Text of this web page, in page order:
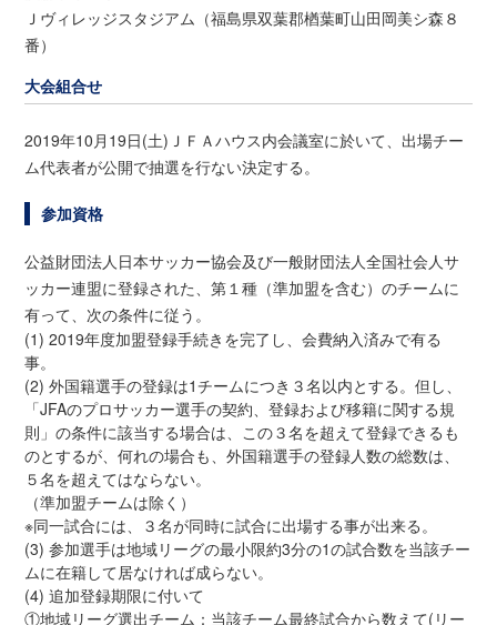
Ｊヴィレッジスタジアム（福島県双葉郡楢葉町山田岡美シ森８
番）
大会組合せ
2019年10月19日(土)ＪＦＡハウス内会議室に於いて、出場チー
ム代表者が公開で抽選を行ない決定する。
参加資格
公益財団法人日本サッカー協会及び一般財団法人全国社会人サ
ッカー連盟に登録された、第１種（準加盟を含む）のチームに
有って、次の条件に従う。
(1) 2019年度加盟登録手続きを完了し、会費納入済みで有る
事。
(2) 外国籍選手の登録は1チームにつき３名以内とする。但し、
「JFAのプロサッカー選手の契約、登録および移籍に関する規
則」の条件に該当する場合は、この３名を超えて登録できるも
のとするが、何れの場合も、外国籍選手の登録人数の総数は、
５名を超えてはならない。
（準加盟チームは除く）
※同一試合には、３名が同時に試合に出場する事が出来る。
(3) 参加選手は地域リーグの最小限約3分の1の試合数を当該チー
ムに在籍して居なければ成らない。
(4) 追加登録期限に付いて
①地域リーグ選出チーム：当該チーム最終試合から数えて(リー